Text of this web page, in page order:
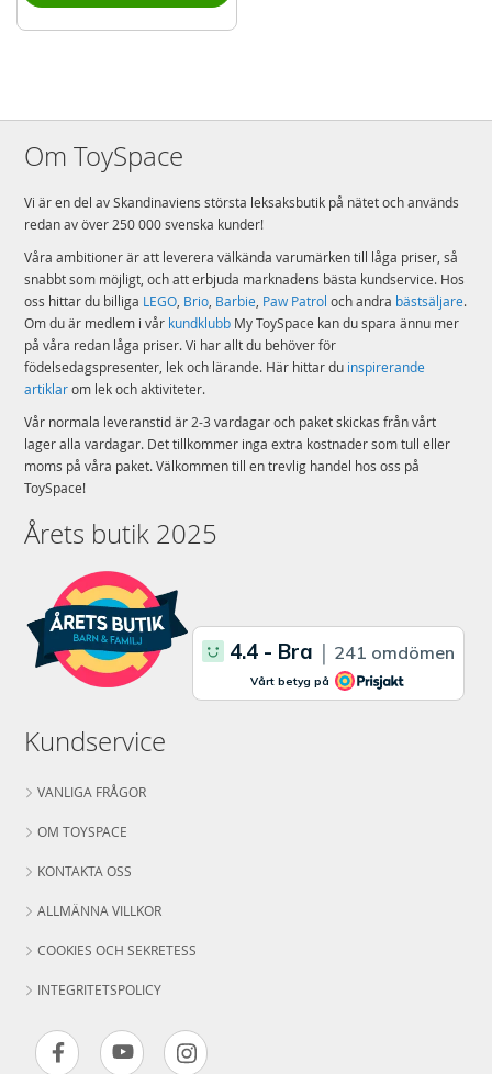
Om ToySpace
Vi är en del av Skandinaviens största leksaksbutik på nätet och används
redan av över 250 000 svenska kunder!
Våra ambitioner är att leverera välkända varumärken till låga priser, så
snabbt som möjligt, och att erbjuda marknadens bästa kundservice. Hos
oss hittar du billiga LEGO, Brio, Barbie, Paw Patrol och andra bästsäljare.
Om du är medlem i vår kundklubb My ToySpace kan du spara ännu mer
på våra redan låga priser. Vi har allt du behöver för
födelsedagspresenter, lek och lärande. Här hittar du inspirerande
artiklarom lek och aktiviteter.
Vår normala leveranstid är 2-3 vardagar och paket skickas från vårt
lager alla vardagar. Det tillkommer inga extra kostnader som tull eller
moms på våra paket. Välkommen till en trevlig handel hos oss på
ToySpace!
Årets butik 2025
Kundservice
VANLIGA FRÅGOR
OM TOYSPACE
KONTAKTA OSS
ALLMÄNNA VILLKOR
COOKIES OCH SEKRETESS
INTEGRITETSPOLICY